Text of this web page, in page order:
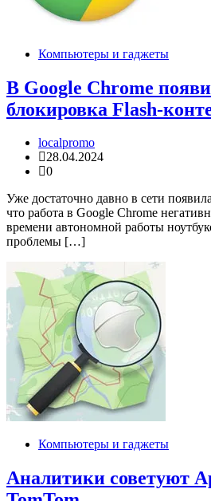
Компьютеры и гаджеты
В Google Chrome
блокировка Flash-
localpromo
28.04.2024
0
Уже достаточно давно в сети
что работа в Google Chrome
времени автономной работы
проблемы […]
Компьютеры и гаджеты
Аналитики советуют